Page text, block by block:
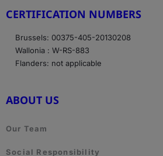
CERTIFICATION NUMBERS
Brussels: 00375-405-20130208
Wallonia : W-RS-883
Flanders: not applicable
ABOUT US
Our Team
Social Responsibility